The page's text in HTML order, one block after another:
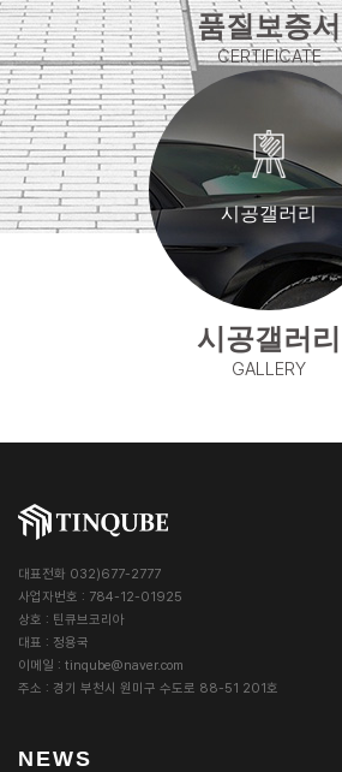
품질보증서
CERTIFICATE
시공갤러리
시공갤러리
GALLERY
대표전화 032)677-2777
사업자번호 : 784-12-01925
상호 : 틴큐브코리아
대표 : 정용국
이메일 : tinqube@naver.com
주소 : 경기 부천시 원미구 수도로 88-51 201호
NEWS